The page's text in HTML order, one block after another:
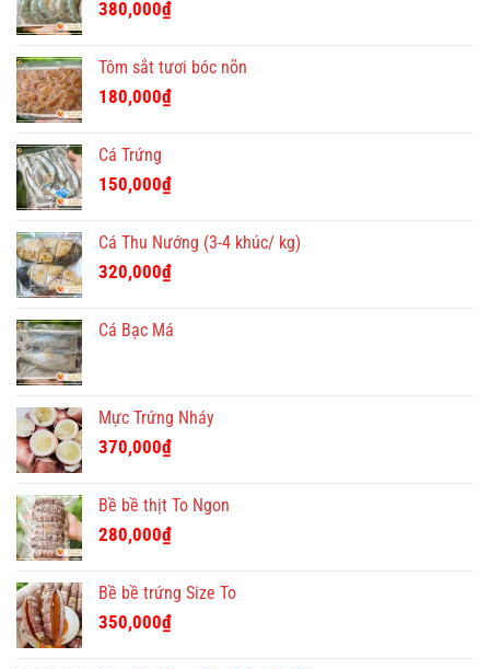
380,000₫
Tôm sắt tươi bóc nõn
180,000₫
Cá Trứng
150,000₫
Cá Thu Nướng (3-4 khúc/ kg)
320,000₫
Cá Bạc Má
Mực Trứng Nháy
370,000₫
Bề bề thịt To Ngon
280,000₫
Bề bề trứng Size To
350,000₫